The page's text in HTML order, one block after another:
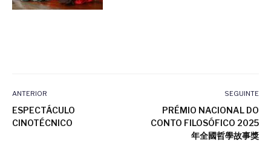
ANTERIOR
ESPECTÁCULO
CINOTÉCNICO
SEGUINTE
PRÉMIO NACIONAL DO
CONTO FILOSÓFICO 2025
年全國哲學故事獎